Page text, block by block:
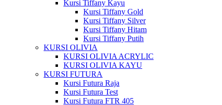
Kursi Tiffany Kayu
Kursi Tiffany Gold
Kursi Tiffany Silver
Kursi Tiffany Hitam
Kursi Tiffany Putih
KURSI OLIVIA
KURSI OLIVIA ACRYLIC
KURSI OLIVIA KAYU
KURSI FUTURA
Kursi Futura Raja
Kursi Futura Test
Kursi Futura FTR 405